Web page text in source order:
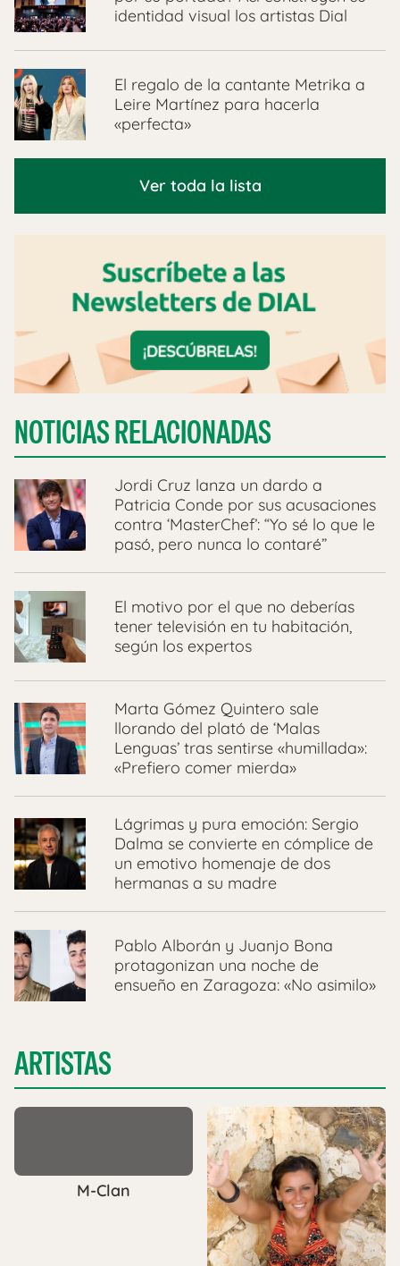
identidad visual los artistas Dial
El regalo de la cantante Metrika a
Leire Martínez para hacerla
«perfecta»
Ver toda la lista
NOTICIAS RELACIONADAS
Jordi Cruz lanza un dardo a
Patricia Conde por sus acusaciones
contra ‘MasterChef’: “Yo sé lo que le
pasó, pero nunca lo contaré”
El motivo por el que no deberías
tener televisión en tu habitación,
según los expertos
Marta Gómez Quintero sale
llorando del plató de ‘Malas
Lenguas’ tras sentirse «humillada»:
«Prefiero comer mierda»
Lágrimas y pura emoción: Sergio
Dalma se convierte en cómplice de
un emotivo homenaje de dos
hermanas a su madre
Pablo Alborán y Juanjo Bona
protagonizan una noche de
ensueño en Zaragoza: «No asimilo»
ARTISTAS
M-Clan